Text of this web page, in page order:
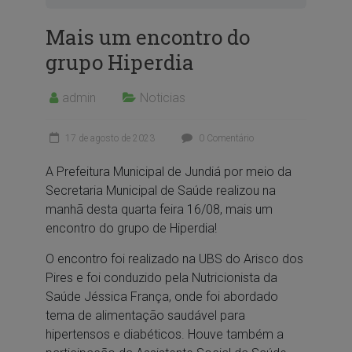
Mais um encontro do
grupo Hiperdia
admin Noticias
17 de agosto de 2023 0 Comentário
A Prefeitura Municipal de Jundiá por meio da
Secretaria Municipal de Saúde realizou na
manhã desta quarta feira 16/08, mais um
encontro do grupo de Hiperdia!
O encontro foi realizado na UBS do Arisco dos
Pires e foi conduzido pela Nutricionista da
Saúde Jéssica França, onde foi abordado
tema de alimentação saudável para
hipertensos e diabéticos. Houve também a